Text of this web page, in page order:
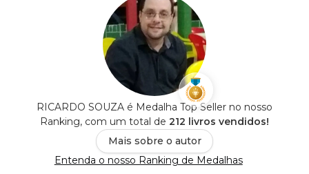
RICARDO SOUZA é Medalha Top Seller no nosso
Ranking, com um total de 212 livros vendidos!
Mais sobre o autor
Entenda o nosso Ranking de Medalhas